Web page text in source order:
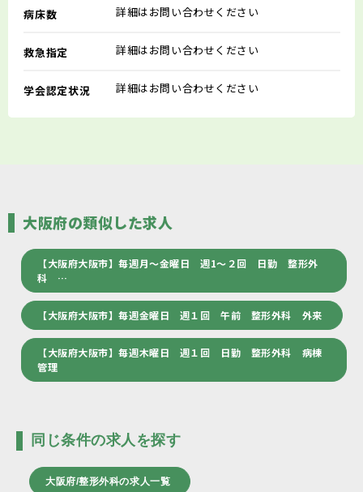
病床数 詳細はお問い合わせください
救急指定 詳細はお問い合わせください
学会認定状況 詳細はお問い合わせください
大阪府の類似した求人
【大阪府大阪市】毎週月～金曜日 週1～２回 日勤 整形外
科 …
【大阪府大阪市】毎週金曜日 週１回 午前 整形外科 外来
【大阪府大阪市】毎週木曜日 週１回 日勤 整形外科 病棟
管理
同じ条件の求人を探す
大阪府/整形外科の求人一覧